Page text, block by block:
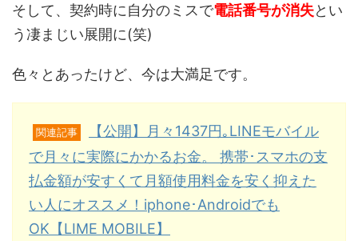
そして、契約時に自分のミスで電話番号が消失とい
う凄まじい展開に(笑)
色々とあったけど、今は大満足です。
関連記事
【公開】月々1437円｡LINEモバイル
で月々に実際にかかるお金。 携帯･スマホの支
払金額が安すくて月額使用料金を安く抑えた
い人にオススメ！iphone･Androidでも
OK【LIME MOBILE】